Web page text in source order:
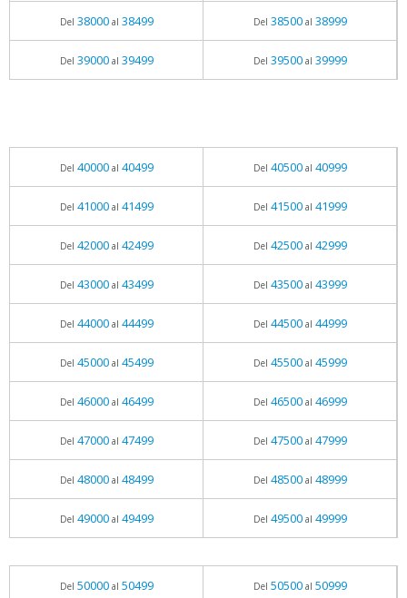
Del 38000al 38499 Del 38500al 38999
Del 39000al 39499 Del 39500al 39999
Del 40000al 40499 Del 40500al 40999
Del 41000al 41499 Del 41500al 41999
Del 42000al 42499 Del 42500al 42999
Del 43000al 43499 Del 43500al 43999
Del 44000al 44499 Del 44500al 44999
Del 45000al 45499 Del 45500al 45999
Del 46000al 46499 Del 46500al 46999
Del 47000al 47499 Del 47500al 47999
Del 48000al 48499 Del 48500al 48999
Del 49000al 49499 Del 49500al 49999
Del 50000al 50499 Del 50500al 50999